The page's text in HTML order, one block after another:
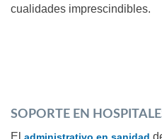
cualidades imprescindibles.
SOPORTE EN